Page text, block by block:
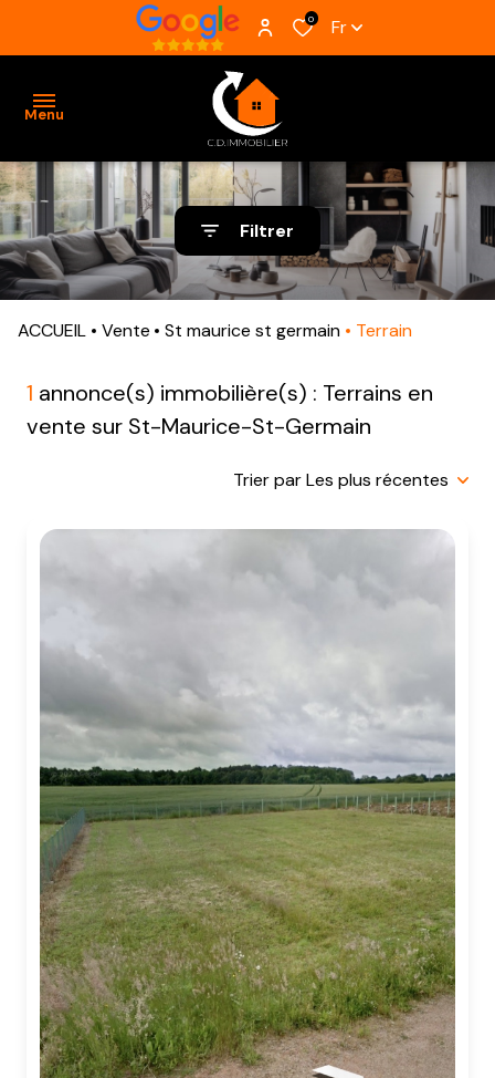
0 Fr
Menu
ACCUEIL
VENTES
BIENS
VENDUS
ESTIMATION
ALERTE
AGENCE
Filtrer
ACCUEIL Vente St maurice st germain Terrain
1 annonce(s) immobilière(s) : Terrains en
vente sur St-Maurice-St-Germain
Trier par Les plus récentes